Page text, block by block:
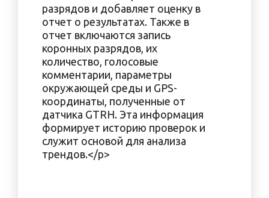
разрядов и добавляет оценку в
отчет о результатах. Также в
отчет включаются запись
коронных разрядов, их
количество, голосовые
комментарии, параметры
окружающей среды и GPS-
координаты, полученные от
датчика GTRH. Эта информация
формирует историю проверок и
служит основой для анализа
трендов.</p>